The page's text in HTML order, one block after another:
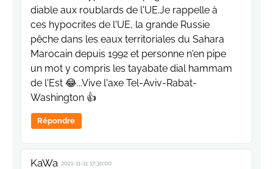
diable aux roublards de l'UE.Je rappelle à
ces hypocrites de l'UE, la grande Russie
pêche dans les eaux territoriales du Sahara
Marocain depuis 1992 et personne n'en pipe
un mot y compris les tayabate dial hammam
de l'Est 😂...Vive l'axe Tel-Aviv-Rabat-
Washington 👍
Répondre
KaWa 2021-11-11 17:30:00